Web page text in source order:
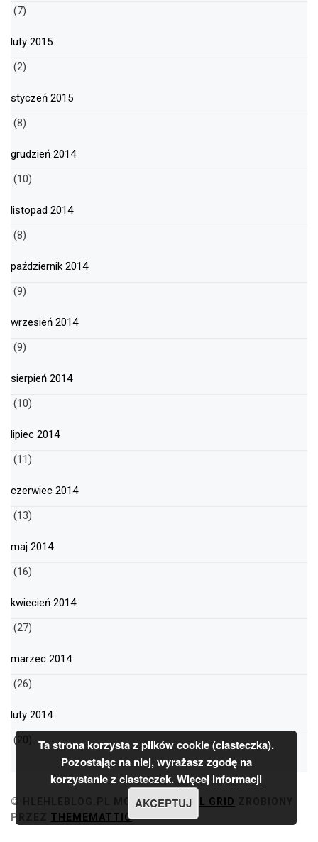
(7)
luty 2015
(2)
styczeń 2015
(8)
grudzień 2014
(10)
listopad 2014
(8)
październik 2014
(9)
wrzesień 2014
(9)
sierpień 2014
(10)
lipiec 2014
(11)
czerwiec 2014
(13)
maj 2014
(16)
kwiecień 2014
(27)
marzec 2014
(26)
luty 2014
(20)
© HLEHLEBLOG.PL MOTYWMINIMAL GRID
PRZEZ THEMEMATTIC
Ta strona korzysta z plików cookie (ciasteczka).
Pozostając na niej, wyrażasz zgodę na
korzystanie z ciasteczek.Więcej informacji
AKCEPTUJ